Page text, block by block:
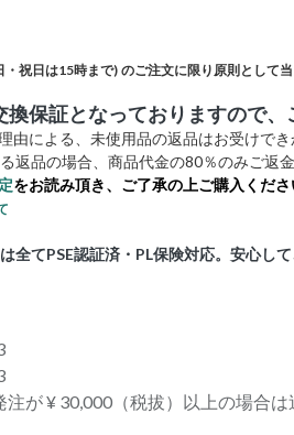
・祝日は15時まで)のご注文に限り原則として当
保証となっておりますので、
由による、未使用品の返品はお受けでき
返品の場合、商品代金の80％のみご返金
をお読み頂き、ご了承の上ご購入くださ
全てPSE認証済・PL保険対応。安心して
注が ¥ 30,000（税拔）以上の場合は